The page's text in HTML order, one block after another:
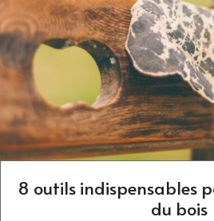
8 outils indispensables
du bois